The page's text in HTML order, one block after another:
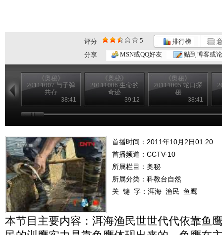
评分 5 排行榜
分享
MSN或QQ好友 贴到博客或
《奥秘》
20111007 与子弹
共存
38:41
《奥秘》
20111006 生命的
奇迹
39:12
《奥秘》
20111005 蛇口探
秘
38:41
首播时间：2011年10月2日01:20
首播频道： CCTV-10
所属栏目： 奥秘
所属分类：科教台自然
关 键 字： 洱海 渔民 鱼鹰
本节目主要内容：洱海渔民世世代代依靠鱼